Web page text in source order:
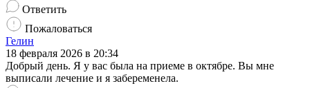
Ответить
Пожаловаться
Гелин
18 февраля 2026 в 20:34
Добрый день. Я у вас была на приеме в октябре. Вы мне
выписали лечение и я забеременела.